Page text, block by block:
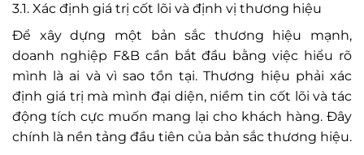
3.1. Xác định giá trị cốt lõi và định vị thương hiệu
Để xây dựng một bản sắc thương hiệu mạnh,
doanh nghiệp F&B cần bắt đầu bằng việc hiểu rõ
mình là ai và vì sao tồn tại. Thương hiệu phải xác
định giá trị mà mình đại diện, niềm tin cốt lõi và tác
động tích cực muốn mang lại cho khách hàng. Đây
chính là nền tảng đầu tiên của bản sắc thương hiệu.